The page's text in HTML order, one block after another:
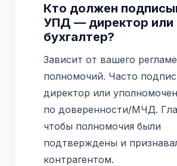
Кто должен
УПД — директор или
бухгалтер?
Зависит от вашего
полномочий. Часто
директор или
по доверенности/МЧД.
чтобы полномочия были
подтверждены и
контрагентом.